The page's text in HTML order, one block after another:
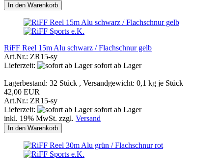
In den Warenkorb
RiFF Reel 15m Alu schwarz / Flachschnur gelb
Art.Nr.: ZR15-sy
Lieferzeit:
sofort ab Lager
Lagerbestand: 32 Stück , Versandgewicht: 0,1 kg je Stück
42,00 EUR
Art.Nr.: ZR15-sy
Lieferzeit:
sofort ab Lager
inkl. 19% MwSt. zzgl. Versand
In den Warenkorb